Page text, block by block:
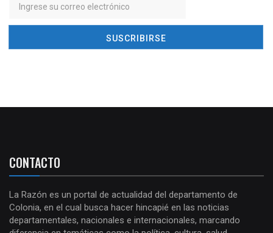
CONTACTO
La Razón es un portal de actualidad del departamento de
Colonia, en el cual busca hacer hincapié en las noticias
departamentales, nacionales e internacionales, marcando